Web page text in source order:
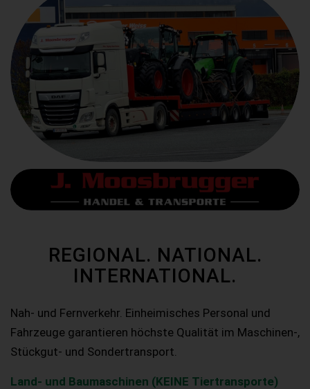
REGIONAL. NATIONAL.
INTERNATIONAL.
Nah- und Fernverkehr. Einheimisches Personal und
Fahrzeuge garantieren höchste Qualität im Maschinen-,
Stückgut- und Sondertransport.
Land- und Baumaschinen (KEINE Tiertransporte)